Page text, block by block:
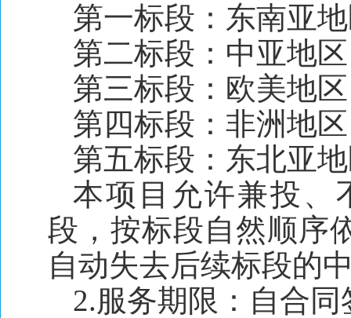
第一标段：东南亚
第二标段：中亚地
第三标段：欧美地
第四标段：非洲地
第五标段：东北亚
本项目允许兼投、
段，按标段自然顺序
自动失去后续标段的
2.服务期限：自合